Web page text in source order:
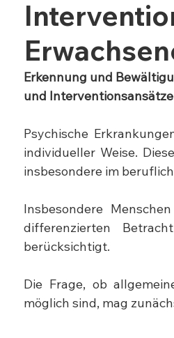
Erkennung und
und
Psychische
individueller Weise.
insbesondere im
Insbesondere
differenzierten
berücksichtigt.
Die Frage, ob
möglich sind, mag